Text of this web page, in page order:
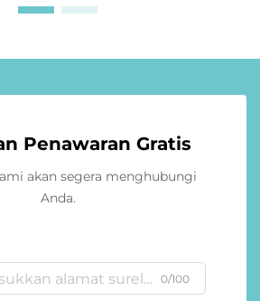
Penawaran Gratis
akan segera menghubungi
Anda.
0/100